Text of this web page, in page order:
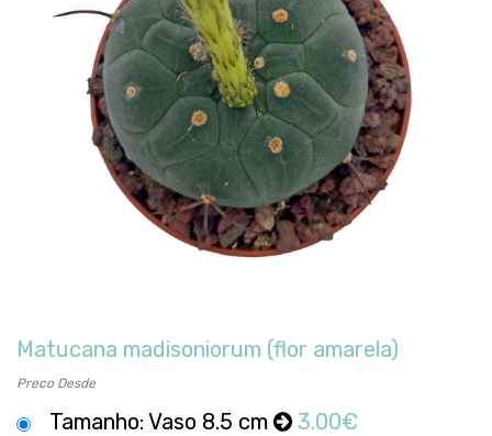
Matucana madisoniorum (flor amarela)
Preco Desde
Tamanho: Vaso 8.5 cm 3.00€